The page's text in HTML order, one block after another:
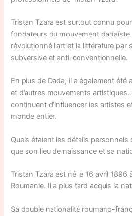
Tristan Tzara est surtout connu pour
fondateurs du mouvement
révolutionné l’art et la littérature par
subversive et anti-conventionnelle.
En plus de Dada, il a également été
et d’autres mouvements
continuent d’influencer les artistes
monde entier.
Quels étaient les détails personnels
que son lieu de naissance et sa
Tristan Tzara est né le 16 avril 1896
Roumanie. Il a plus tard acquis la
Sa double nationalité roumano-